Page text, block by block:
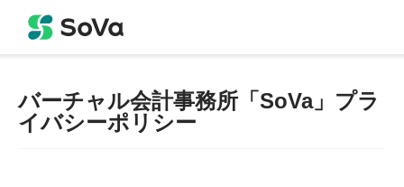
バーチャル会計事務所「SoVa」プラ
イバシーポリシー